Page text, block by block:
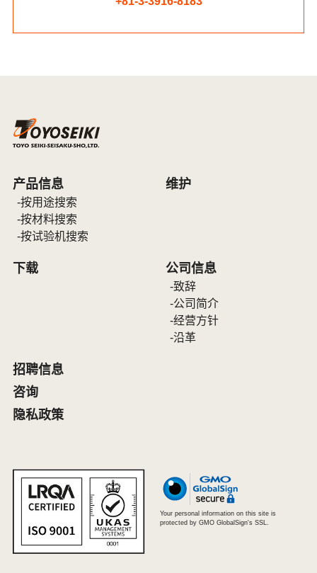
产品信息
按用途搜索
按材料搜索
按试验机搜索
维护
下载 公司信息
致辞
公司简介
经营方针
沿革
招聘信息
咨询
隐私政策
Your personal information on this site is
protected by GMO GlobalSign's SSL.